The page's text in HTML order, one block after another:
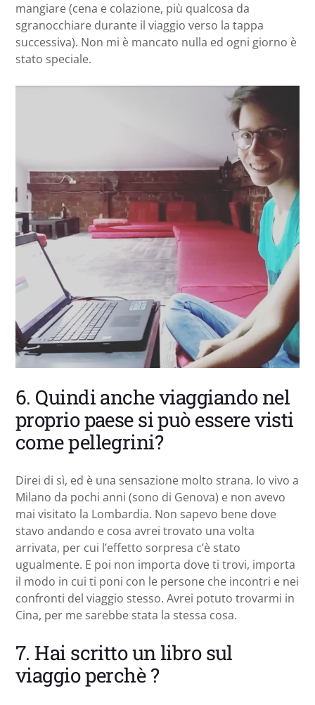
mangiare (cena e colazione, più qualcosa da
sgranocchiare durante il viaggio verso la tappa
successiva). Non mi è mancato nulla ed ogni giorno è
stato speciale.
6. Quindi anche viaggiando nel
proprio paese si può essere visti
come pellegrini?
Direi di sì, ed è una sensazione molto strana. Io vivo a
Milano da pochi anni (sono di Genova) e non avevo
mai visitato la Lombardia. Non sapevo bene dove
stavo andando e cosa avrei trovato una volta
arrivata, per cui l’effetto sorpresa c’è stato
ugualmente. E poi non importa dove ti trovi, importa
il modo in cui ti poni con le persone che incontri e nei
confronti del viaggio stesso. Avrei potuto trovarmi in
Cina, per me sarebbe stata la stessa cosa.
7. Hai scritto un libro sul
viaggio perchè ?